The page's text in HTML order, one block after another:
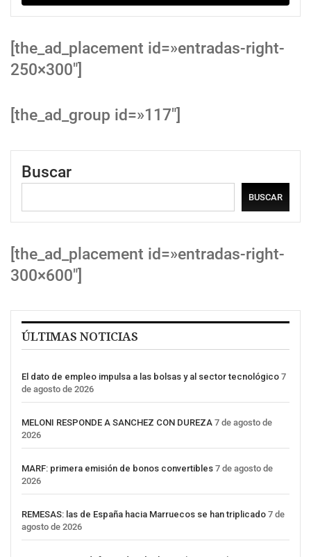
[the_ad_placement id=»entradas-right-
250×300″]
[the_ad_group id=»117″]
Buscar
BUSCAR
[the_ad_placement id=»entradas-right-
300×600″]
ÚLTIMAS NOTICIAS
El dato de empleo impulsa a las bolsas y al sector tecnológico 7
de agosto de 2026
MELONI RESPONDE A SANCHEZ CON DUREZA 7 de agosto de
2026
MARF: primera emisión de bonos convertibles 7 de agosto de
2026
REMESAS: las de España hacia Marruecos se han triplicado 7 de
agosto de 2026